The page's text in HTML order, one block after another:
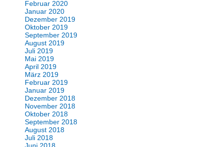
Februar 2020
Januar 2020
Dezember 2019
Oktober 2019
September 2019
August 2019
Juli 2019
Mai 2019
April 2019
März 2019
Februar 2019
Januar 2019
Dezember 2018
November 2018
Oktober 2018
September 2018
August 2018
Juli 2018